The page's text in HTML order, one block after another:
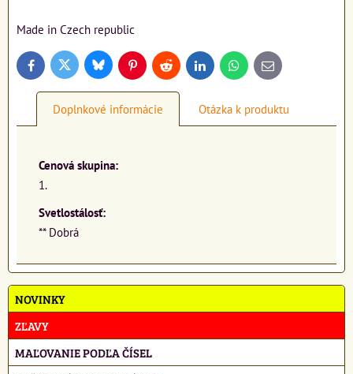
Made in Czech republic
FacebookTwitter BlueskyPinterestReddit LinkedInWhatsApp
E-
mail
Doplnkové informácie Otázka k produktu
Cenová skupina:
1.
Svetlostálosť:
** Dobrá
NOVINKY
ZĽAVY
MAĽOVANIE PODĽA ČÍSEL